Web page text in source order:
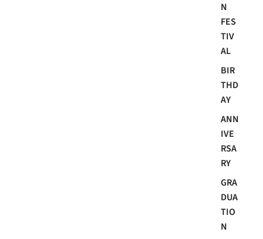
N
FES
TIV
AL
BIR
THD
AY
ANN
IVE
RSA
RY
GRA
DUA
TIO
N